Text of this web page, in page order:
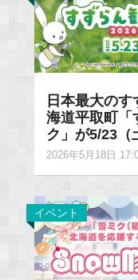
日本最大の
海道平取町「
ク」が5/23（
2026年5月18日
イベント